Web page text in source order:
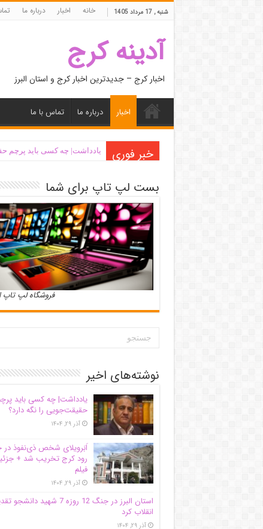
شنبه , 17 مرداد 1405 خانه اخبار درباره ما
آدینه کرج
اخبار کرج – جدیدترین اخبار کرج و استان البرز
اخبار درباره ما تماس با ما
خبر فوری یادداشت| ‌چه کسی باید پرچم
بست لپ تاپ برای شما
فروشگاه لپ
نوشته‌های اخیر
یادداشت| ‌چه کسی باید
حقیقت‌جویی را نگه دارد؟
آذر ۲۹, ۱۴۰۴
اَبَر‌ویلای شخص ذی‌نفوذ در
رود کرج تخریب شد +
فیلم
آذر ۲۹, ۱۴۰۴
استان البرز در جنگ 12 روزه 7 شهید دانشجو
انقلاب کرد
آذر ۲۹, ۱۴۰۴